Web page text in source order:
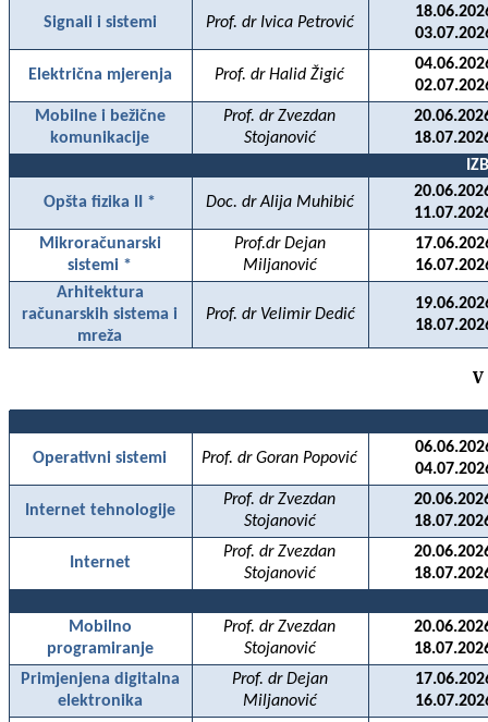
Signali i sistemi Prof. dr Ivica Petrović
Električna mjerenja Prof. dr Halid Žigić
Mobilne i bežične
komunikacije
Prof. dr Zvezdan
Stojanović
Opšta fizika II * Doc. dr Alija Muhibić
Mikroračunarski
sistemi *
Prof.dr Dejan
Miljanović
Arhitektura
računarskih sistema i
mreža
Prof. dr Velimir Dedić
V
Operativni sistemi Prof. dr Goran Popović
Internet tehnologije
Prof. dr Zvezdan
Stojanović
Internet
Prof. dr Zvezdan
Stojanović
Mobilno
programiranje
Prof. dr Zvezdan
Stojanović
Primjenjena digitalna
elektronika
Prof. dr Dejan
Miljanović